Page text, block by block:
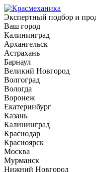
Экспертный подбор и
Ваш город
Калининград
Архангельск
Астрахань
Барнаул
Великий Новгород
Волгоград
Вологда
Воронеж
Екатеринбург
Казань
Калининград
Краснодар
Красноярск
Москва
Мурманск
Нижний Новгород